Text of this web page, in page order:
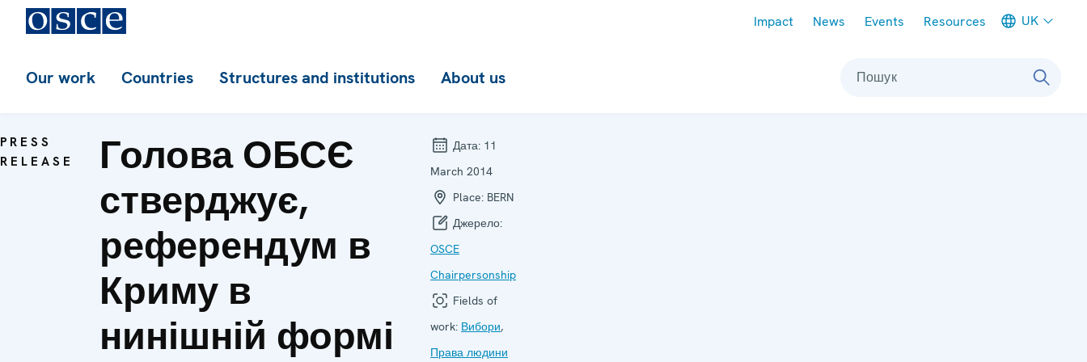
Impact News Events Resources UK
Our work Countries Structures and institutions About us Пошук
PRESS
RELEASE
Голова ОБСЄ
стверджує,
референдум в
Криму в
нинішній формі
Дата: 11
March 2014
Place: BERN
Джерело:
OSCE
Chairpersonship
Fields of
work: Вибори,
Права людини